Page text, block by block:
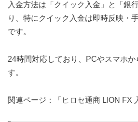
入金方法は「クイック入金」と「銀
り、特にクイック入金は即時反映・
です。
24時間対応しており、PCやスマホか
す。
関連ページ：「ヒロセ通商 LION FX